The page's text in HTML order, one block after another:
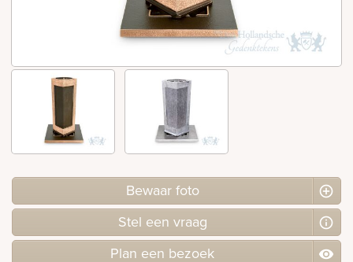
Bewaar foto
Stel een vraag
Plan een bezoek